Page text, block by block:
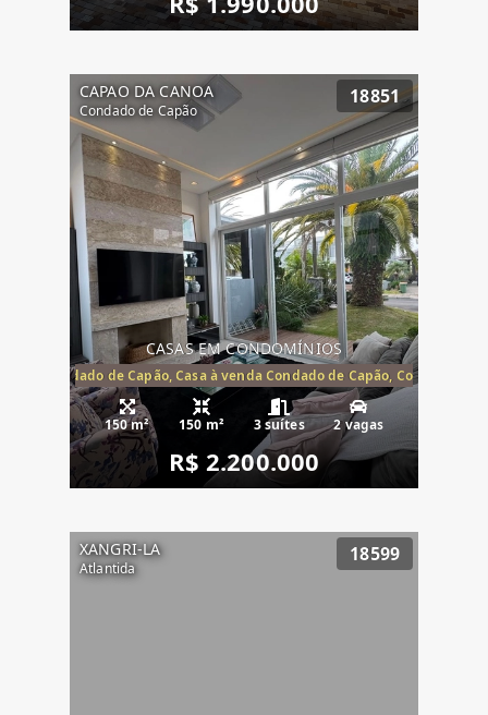
CAPAO DA CANOA
Condado de Capão
18851
CASAS EM CONDOMÍNIOS
Condado de Capão, Casa à venda Condado de Capão, Condomínio
150 m² 150 m² 3 suítes 2 vagas
R$ 2.200.000
XANGRI-LA
Atlantida
18599